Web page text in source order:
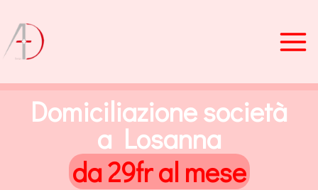
contenuto
Domiciliazione società
a Losanna
da 29fr al mese